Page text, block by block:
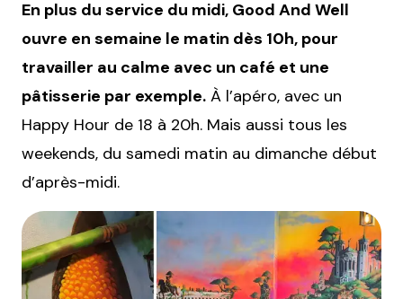
En plus du service du midi, Good And Well
ouvre en semaine le matin dès 10h, pour
travailler au calme avec un café et une
pâtisserie par exemple. À l’apéro, avec un
Happy Hour de 18 à 20h. Mais aussi tous les
weekends, du samedi matin au dimanche début
d’après-midi.